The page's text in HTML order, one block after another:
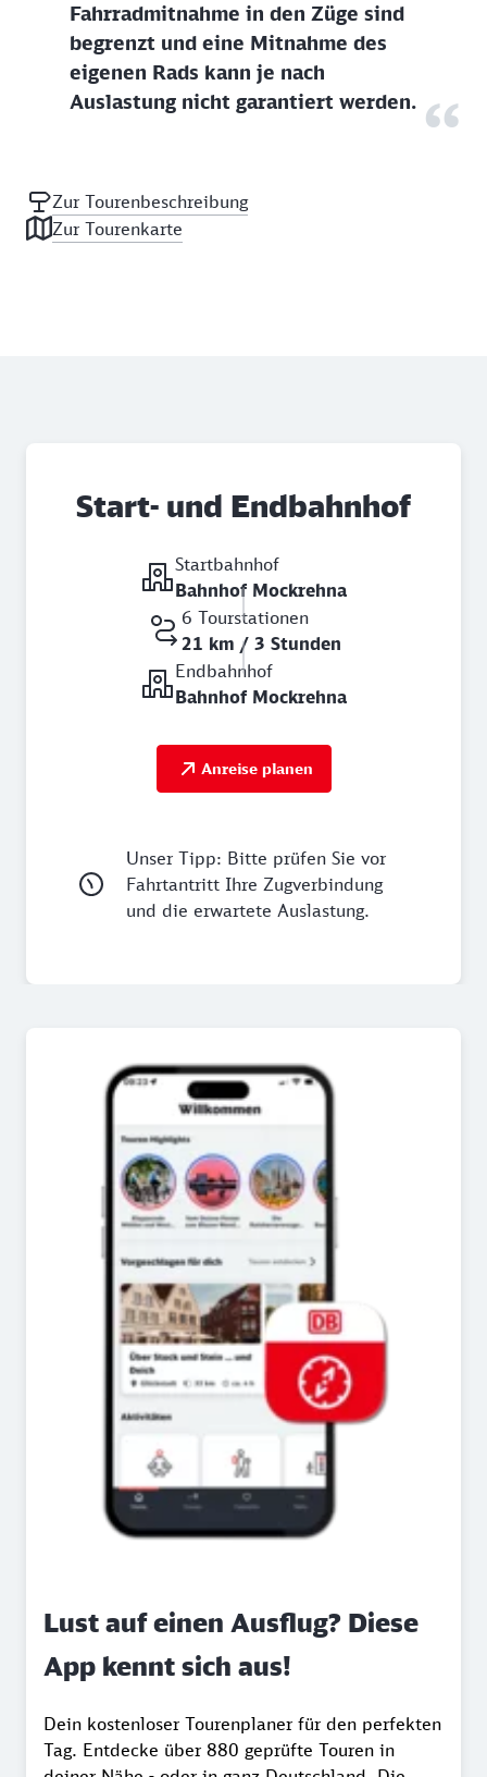
Fahrradmitnahme in den Züge sind
begrenzt und eine Mitnahme des
eigenen Rads kann je nach
Auslastung nicht garantiert werden.
Zur Tourenbeschreibung
Zur Tourenkarte
Start- und Endbahnhof
Startbahnhof
Bahnhof Mockrehna
6 Tourstationen
21 km / 3 Stunden
Endbahnhof
Bahnhof Mockrehna
Anreise planen
Unser Tipp: Bitte prüfen Sie vor
Fahrtantritt Ihre Zugverbindung
und die erwartete Auslastung.
Lust auf einen Ausflug? Diese
App kennt sich aus!
Dein kostenloser Tourenplaner für den perfekten
Tag. Entdecke über 880 geprüfte Touren in